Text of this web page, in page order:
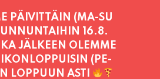
TÄNÄÄN:
11:00 - 21:00
PÄIVITTÄIN (MA-SU
16.8.